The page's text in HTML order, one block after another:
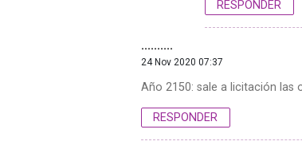
RESPONDER
..........
24 Nov 2020 07:37
Año 2150: sale a licitación las
RESPONDER